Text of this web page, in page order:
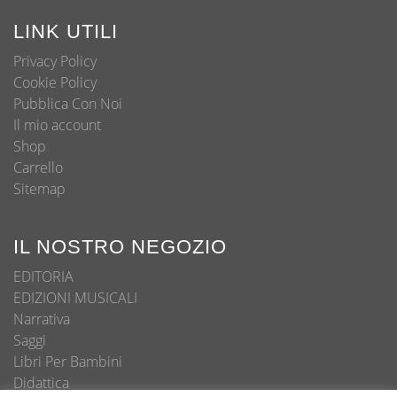
LINK UTILI
Privacy Policy
Cookie Policy
Pubblica Con Noi
Il mio account
Shop
Carrello
Sitemap
IL NOSTRO NEGOZIO
EDITORIA
EDIZIONI MUSICALI
Narrativa
Saggi
Libri Per Bambini
Didattica